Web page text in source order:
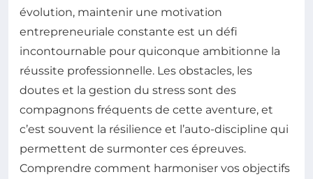
évolution, maintenir une motivation
entrepreneuriale constante est un défi
incontournable pour quiconque ambitionne la
réussite professionnelle. Les obstacles, les
doutes et la gestion du stress sont des
compagnons fréquents de cette aventure, et
c’est souvent la résilience et l’auto-discipline qui
permettent de surmonter ces épreuves.
Comprendre comment harmoniser vos objectifs